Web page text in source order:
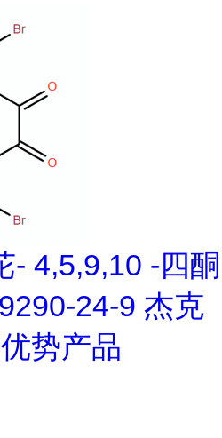
- 4,5,9,10 -四酮
24-9 杰克
势产品